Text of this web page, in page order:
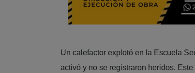
Un calefactor explotó en la Escuela
activó y no se registraron heridos.